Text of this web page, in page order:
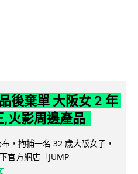
後棄單 大阪女 2 年
,火影周邊產品
，拘捕一名 32 歲大阪女子，
官方網店「JUMP